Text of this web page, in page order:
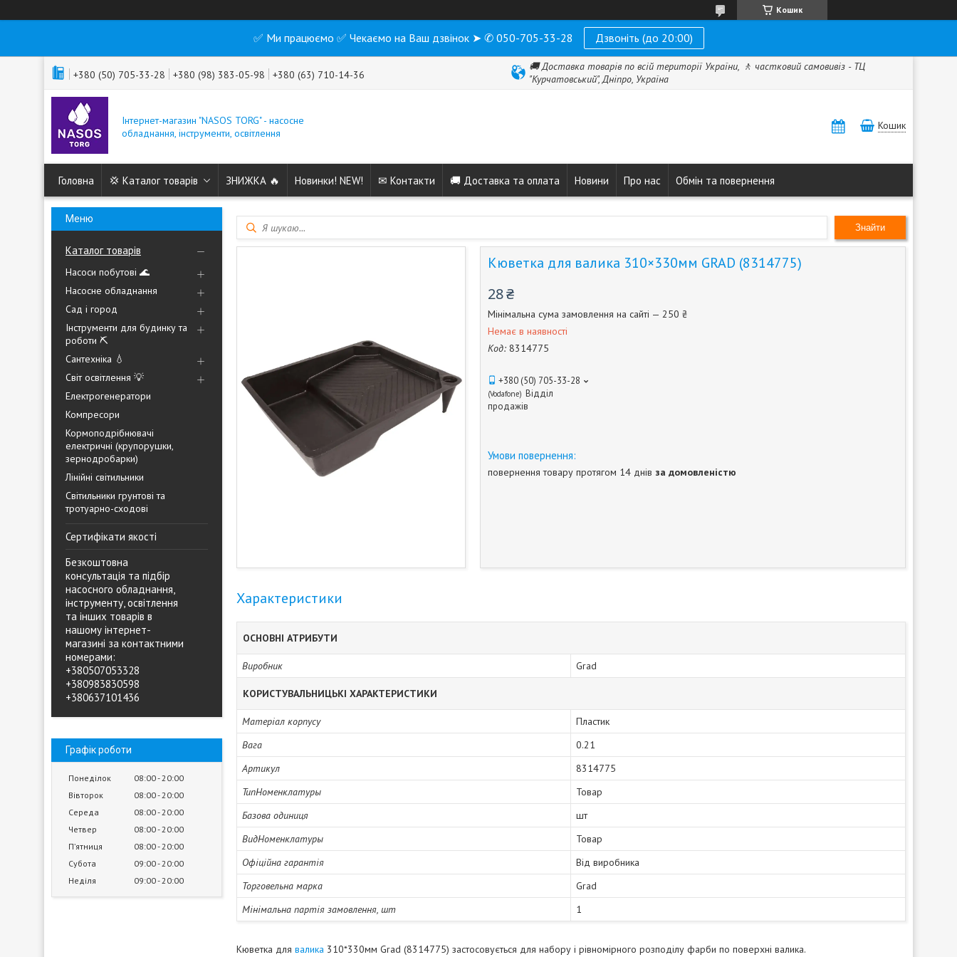
Кошик
✅ Ми працюємо ✅ Чекаємо на Ваш дзвінок ➤ ✆ 050-705-33-28 Дзвоніть (до 20:00)
+380 (50) 705-33-28 +380 (98) 383-05-98 +380 (63) 710-14-36
🚚 Доставка товарів по всій території України, 🚶 частковий самовивіз - ТЦ
"Курчатовський", Дніпро, Україна
Інтернет-магазин "NASOS TORG" - насосне
обладнання, інструменти, освітлення
Кошик
Головна 💢 Каталог товарів ЗНИЖКА 🔥 Новинки! NEW! ✉ Контакти 🚚 Доставка та оплата Новини Про нас Обмін та повернення
Каталог товарів
Насоси побутові 🌊
Насосне обладнання
Сад і город
Інструменти для будинку та
роботи ⛏️
Сантехніка 💧
Світ освітлення 💡
Електрогенератори
Компресори
Кормоподрібнювачі
електричні (крупорушки,
зернодробарки)
Лінійні світильники
Світильники грунтові та
тротуарно-сходові
Сертифікати якості
Безкоштовна
консультація та підбір
насосного обладнання,
інструменту, освітлення
та інших товарів в
нашому інтернет-
магазині за контактними
номерами:
+380507053328
+380983830598
+380637101436
Графік роботи
Понеділок 08:00 20:00
Вівторок
08:00 20:00
Середа
08:00 20:00
Четвер
08:00 20:00
Пʼятниця
08:00 20:00
Субота
09:00 20:00
Неділя
09:00 20:00
Знайти
Кюветка для валика 310×330мм GRAD (8314775)
28 ₴
Мінімальна сума замовлення на сайті — 250 ₴
Немає в наявності
Код: 8314775
+380 (50) 705-33-28
Vodafone Відділ
продажів
повернення товару протягом 14 днів за домовленістю
Характеристики
ОСНОВНІ АТРИБУТИ
Виробник Grad
КОРИСТУВАЛЬНИЦЬКІ ХАРАКТЕРИСТИКИ
Матеріал корпусу
Пластик
Вага
0.21
Артикул
8314775
ТипНоменклатуры
Товар
Базова одиниця
шт
ВидНоменклатуры
Товар
Офіційна гарантія
Від виробника
Торговельна марка
Grad
Мінімальна партія замовлення, шт
1
Кюветка для валика 310*330мм Grad (8314775) застосовується для набору і рівномірного розподілу фарби по поверхні валика.